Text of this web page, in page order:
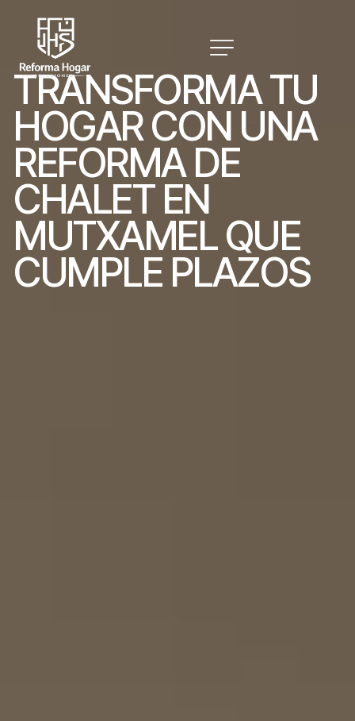
TRANSFORMATU
HOGARCON UNA
REFORMA DE
CHALET EN
MUTXAMEL QUE
CUMPLE PLAZOS